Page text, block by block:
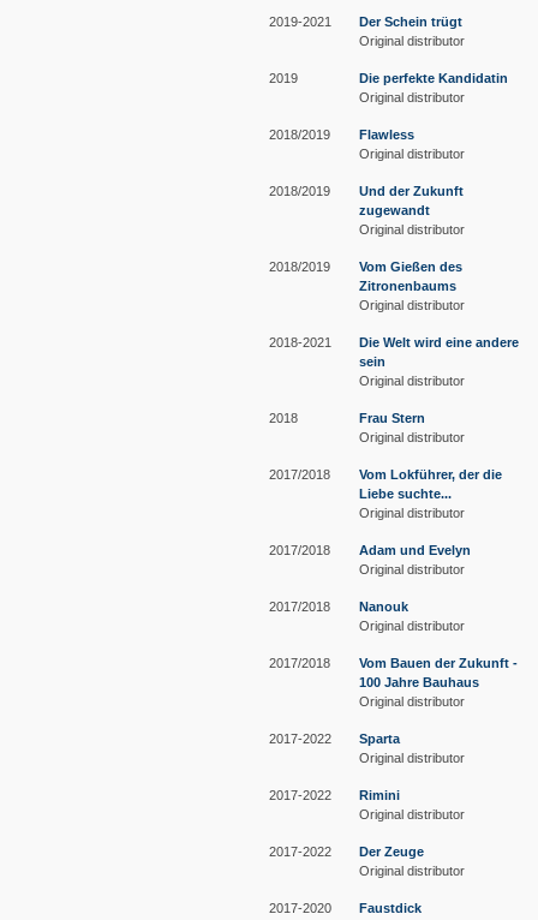
2019-2021
Der Schein trügt
Original distributor
2019
Die perfekte Kandidatin
Original distributor
2018/2019
Flawless
Original distributor
2018/2019
Und der Zukunft
zugewandt
Original distributor
2018/2019
Vom Gießen des
Zitronenbaums
Original distributor
2018-2021
Die Welt wird eine andere
sein
Original distributor
2018
Frau Stern
Original distributor
2017/2018
Vom Lokführer, der die
Liebe suchte...
Original distributor
2017/2018
Adam und Evelyn
Original distributor
2017/2018
Nanouk
Original distributor
2017/2018
Vom Bauen der Zukunft -
100 Jahre Bauhaus
Original distributor
2017-2022
Sparta
Original distributor
2017-2022
Rimini
Original distributor
2017-2022
Der Zeuge
Original distributor
2017-2020 Faustdick